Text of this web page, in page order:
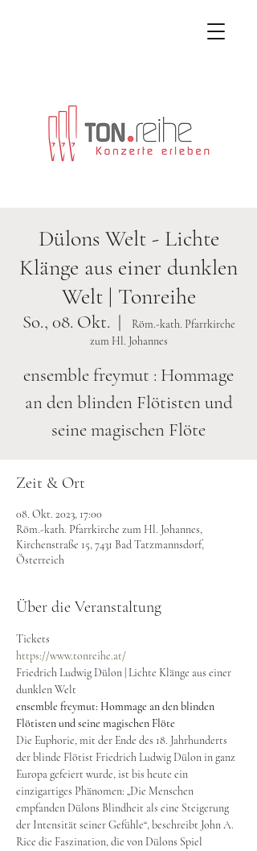
Dülons Welt - Lichte
Klänge aus einer dunklen
Welt | Tonreihe
So., 08. Okt.
  |
Röm.-kath. Pfarrkirche
zum Hl. Johannes
ensemble freymut : Hommage
an den blinden Flötisten und
seine magischen Flöte
Zeit & Ort
08. Okt. 2023, 17:00
Röm.-kath. Pfarrkirche zum Hl. Johannes,
Kirchenstraße 15, 7431 Bad Tatzmannsdorf,
Österreich
Über die Veranstaltung
Tickets
https://www.tonreihe.at/
Friedrich Ludwig Dülon | Lichte Klänge aus einer
dunklen Welt
ensemble freymut: Hommage an den blinden
Flötisten und seine magischen Flöte
Die Euphorie, mit der Ende des 18. Jahrhunderts
der blinde Flötist Friedrich Ludwig Dülon in ganz
Europa gefeiert wurde, ist bis heute ein
einzigartiges Phänomen: „Die Menschen
empfanden Dülons Blindheit als eine Steigerung
der Intensität seiner Gefühle“, beschreibt John A.
Rice die Faszination, die von Dülons Spiel